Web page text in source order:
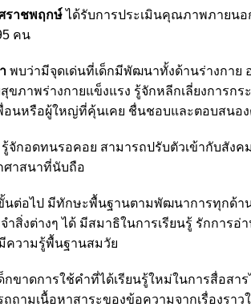
ราชพฤกษ์ได้รับการประเมินคุณภาพภายนอ
คน
พบว่ามีจุดเด่นที่เด็กมีพัฒนาทั้งด้านร่างกา
ขภาพร่างกายแข็งแรง รู้จักหลีกเลี่ยงการ
นหรือผู้ใหญ่ที่คุ้นเคย ชื่นชอบและตอบสนอ
จักอดทนรอคอย สามารถปรับตัวเข้ากับสัง
ศาสนาที่นับถือ
นต่อไป มีทักษะพื้นฐานตามพัฒนาการทุกด้
ำสิ่งต่างๆ ได้ มีสมาธิในการเรียนรู้ รักกา
วามรู้พื้นฐานสมวัย
กขาดการใช้คำที่ได้เรียนรู้ใหม่ในการสื่อสา
ถามเนื้อหาสาระของข้อความจากเรื่องร